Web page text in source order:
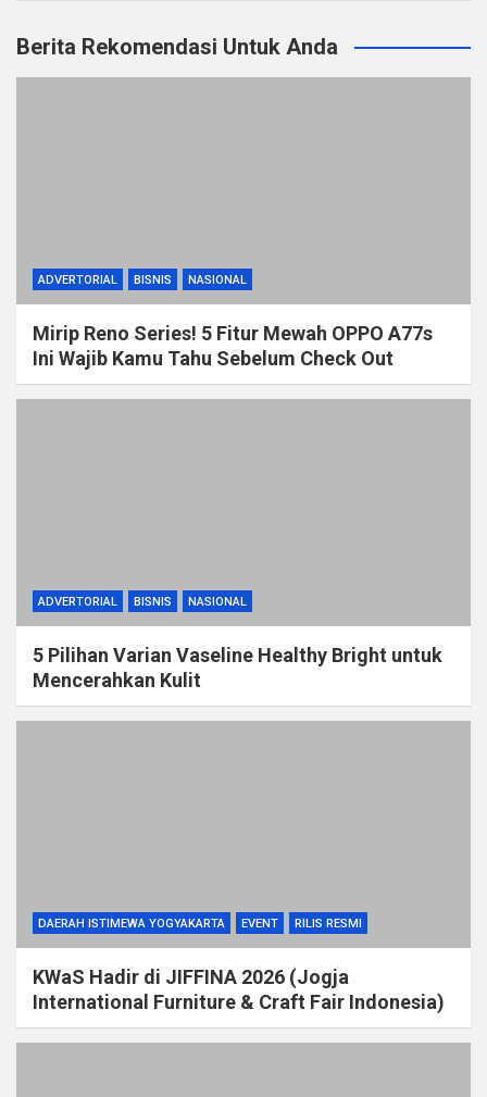
Berita Rekomendasi Untuk Anda
ADVERTORIAL BISNIS NASIONAL
Mirip Reno Series! 5 Fitur Mewah OPPO A77s
Ini Wajib Kamu Tahu Sebelum Check Out
ADVERTORIAL BISNIS NASIONAL
5 Pilihan Varian Vaseline Healthy Bright untuk
Mencerahkan Kulit
DAERAH ISTIMEWA YOGYAKARTA EVENT RILIS RESMI
KWaS Hadir di JIFFINA 2026 (Jogja
International Furniture & Craft Fair Indonesia)